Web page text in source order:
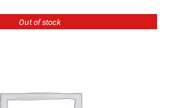
Out of stock